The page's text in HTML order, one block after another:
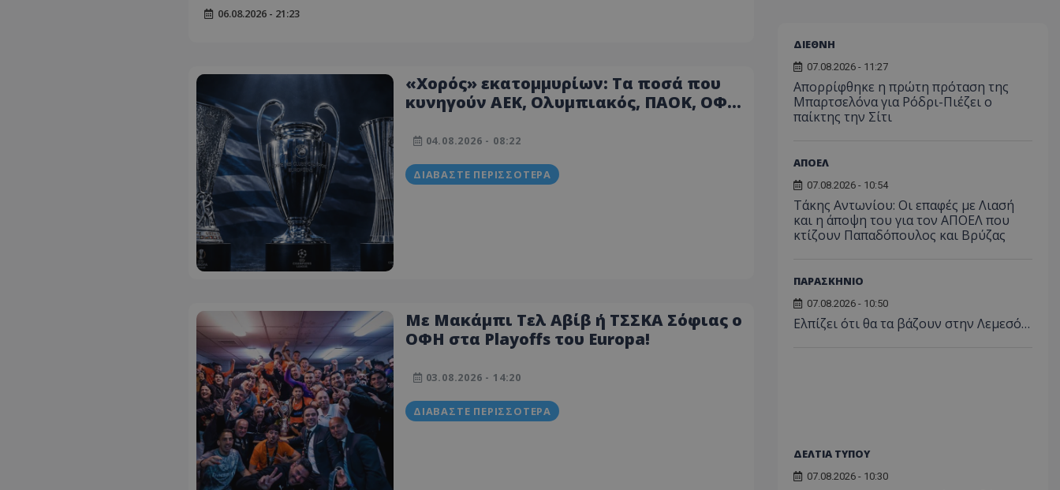
06.08.2026 - 21:23
«Χορός» εκατομμυρίων: Τα ποσά που
κυνηγούν ΑΕΚ, Ολυμπιακός, ΠΑΟΚ, ΟΦΗ
04.08.2026 - 08:22
ΔΙΑΒΆΣΤΕ ΠΕΡΙΣΣΌΤΕΡΑ
Με Μακάμπι Τελ Αβίβ ή ΤΣΣΚΑ Σόφιας ο
ΟΦΗ στα Playoffs του Europa!
03.08.2026 - 14:20
ΔΙΑΒΆΣΤΕ ΠΕΡΙΣΣΌΤΕΡΑ
ΔΙΕΘΝΗ
07.08.2026 - 11:27
Απορρίφθηκε η πρώτη πρόταση της
Μπαρτσελόνα για Ρόδρι-Πιέζει ο
παίκτης την Σίτι
ΑΠΟΕΛ
07.08.2026 - 10:54
Τάκης Αντωνίου: Οι επαφές με Λιασή
και η άποψη του για τον ΑΠΟΕΛ που
κτίζουν Παπαδόπουλος και Βρύζας
ΠΑΡΑΣΚΗΝΙΟ
07.08.2026 - 10:50
Ελπίζει ότι θα τα βάζουν στην Λεμεσό…
ΔΕΛΤΙΑ ΤΥΠΟΥ
07.08.2026 - 10:30